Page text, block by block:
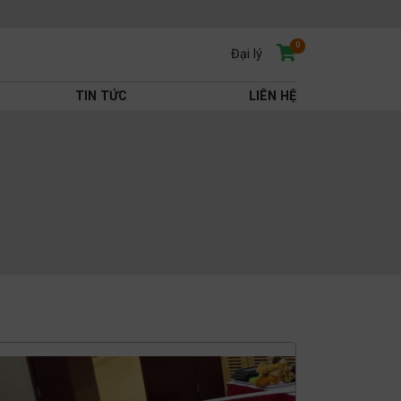
Đại lý
0
TIN TỨC LIÊN HỆ